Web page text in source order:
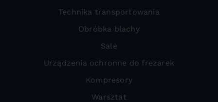
Technika transportowania
Obróbka blachy
Sale
Urządzenia ochronne do frezarek
Kompresory
Warsztat